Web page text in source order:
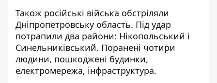
Також російські війська обстріляли
Дніпропетровську область. Під удар
потрапили два райони: Нікопольський і
Синельниківський. Поранені чотири
людини, пошкоджені будинки,
електромережа, інфраструктура.